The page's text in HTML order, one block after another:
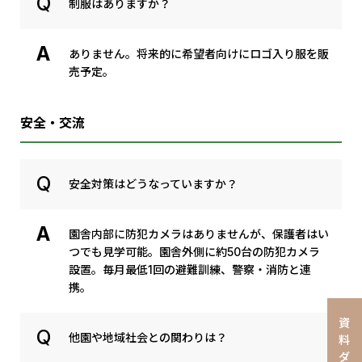
資
料
ダ
制服はありますか？
ありません。将来的に希望者向けにロゴ入り服を販
売予定。
安全・交流
安全対策はどうなっていますか？
園舎内部に防犯カメラはありませんが、保護者はい
つでも見学可能。園舎外側に約50台の防犯カメラ
設置。毎月最低1回の避難訓練、警察・消防と連
携。
他園や地域社会との関わりは？